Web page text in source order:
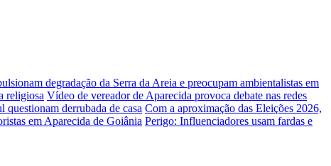
degradação da Serra da Areia e preocupam ambientalistas em
religiosa Vídeo de vereador de Aparecida provoca debate nas redes
derrubada de casa Com a aproximação das Eleições 2026,
em Aparecida de Goiânia Perigo: Influenciadores usam fardas e